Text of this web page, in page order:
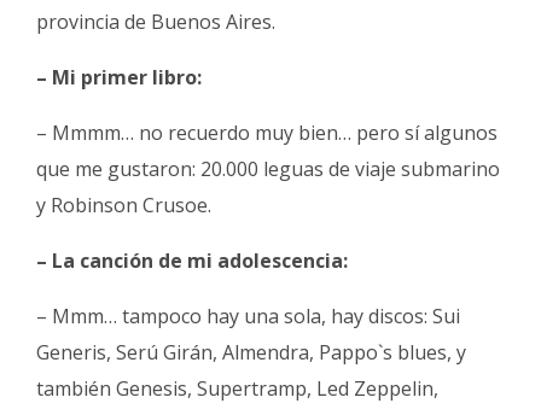
provincia de Buenos Aires.
– Mi primer libro:
– Mmmm… no recuerdo muy bien… pero sí algunos
que me gustaron: 20.000 leguas de viaje submarino
y Robinson Crusoe.
– La canción de mi adolescencia:
– Mmm… tampoco hay una sola, hay discos: Sui
Generis, Serú Girán, Almendra, Pappo`s blues, y
también Genesis, Supertramp, Led Zeppelin,